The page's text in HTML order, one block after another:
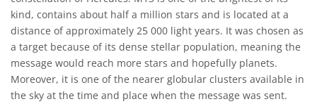
kind, contains about half a million stars and is located at a
distance of approximately 25 000 light years. It was chosen as
a target because of its dense stellar population, meaning the
message would reach more stars and hopefully planets.
Moreover, it is one of the nearer globular clusters available in
the sky at the time and place when the message was sent.